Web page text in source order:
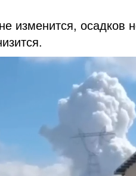
изменится, осадков